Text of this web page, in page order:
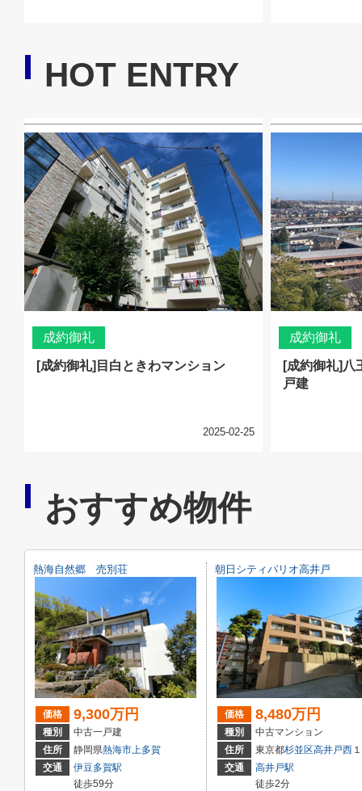
HOT ENTRY
成約御礼
[成約御礼]目白ときわマンション
2025-02-25
成約御礼
[成約御礼]八
戸建
おすすめ物件
熱海自然郷 売別荘
価格 9,300万円
種別
中古一戸建
住所
静岡県熱海市上多賀
交通
伊豆多賀駅
徒歩59分
朝日シティパリオ高井戸
価格 8,480万円
種別
中古マンション
住所
東京都杉並区高井戸西 １丁目27-18
交通
高井戸駅
徒歩2分